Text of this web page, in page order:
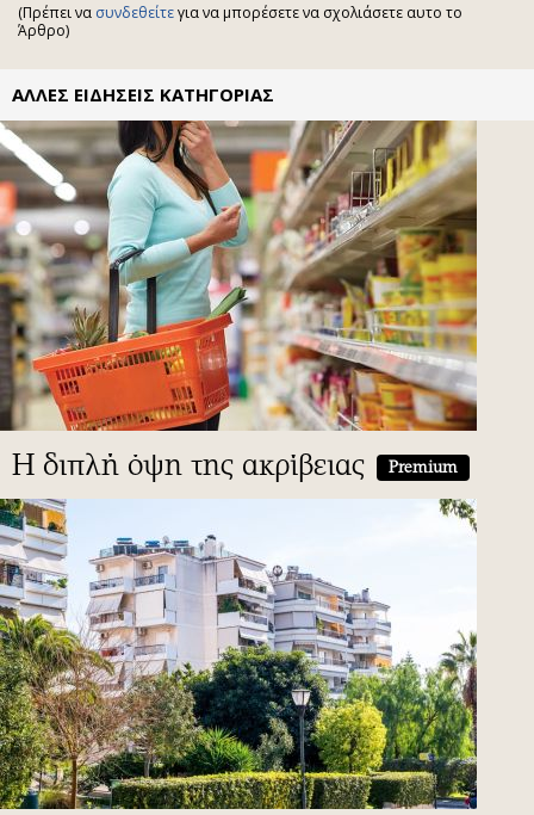
(Πρέπει να συνδεθείτεγια να μπορέσετε να σχολιάσετε αυτο το
Άρθρο)
ΑΛΛΕΣ ΕΙΔΗΣΕΙΣ ΚΑΤΗΓΟΡΙΑΣ
Η διπλή όψη της ακρίβειας Premium